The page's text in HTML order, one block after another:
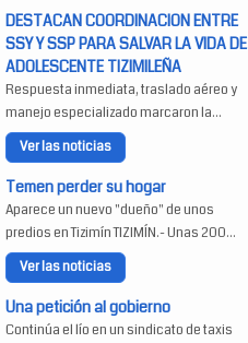
DESTACAN COORDINACION ENTRE
SSY Y SSP PARA SALVAR LA VIDA DE
ADOLESCENTE TIZIMILEÑA
Respuesta inmediata, traslado aéreo y
manejo especializado marcaron la...
Ver las noticias
Temen perder su hogar
Aparece un nuevo "dueño" de unos
predios en Tizimín TIZIMÍN.- Unas 200...
Ver las noticias
Una petición al gobierno
Continúa el lío en un sindicato de taxis